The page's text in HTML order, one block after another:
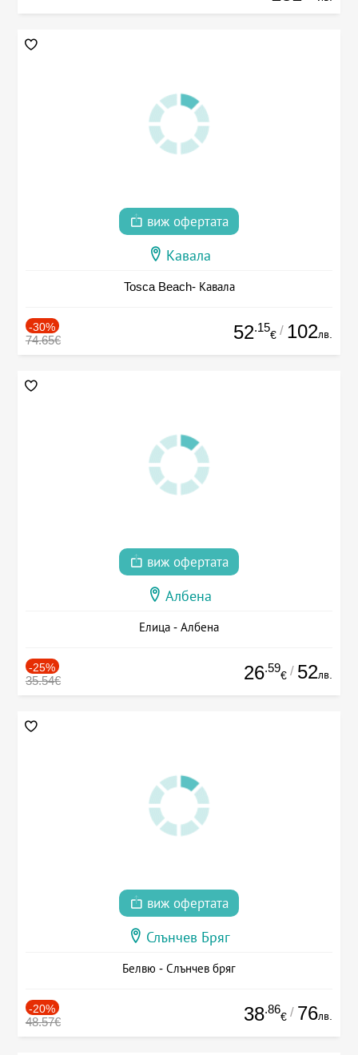
виж офертата
Кавала
Tosca Beach- Кавала
-30%
74.65€ 52.15
€ / 102лв.
виж офертата
Албена
Елица - Албена
-25%
35.54€ 26.59
€ / 52лв.
виж офертата
Слънчев Бряг
Белвю - Слънчев бряг
-20%
48.57€ 38.86
€ / 76лв.